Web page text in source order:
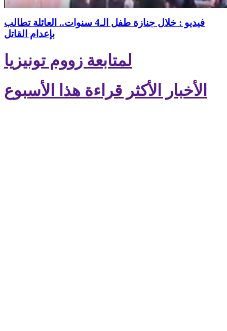
فيديو : خلال جنازة طفل الـ4 سنوات.. العائلة تطالب
بإعدام القاتل
لمتابعة زووم تونيزيا
الأخبار الأكثر قراءة هذا الأسبوع